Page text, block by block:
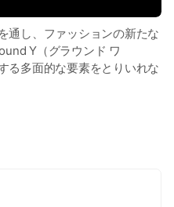
通し、ファッションの新たな
Y（グラウンド ワ
る多面的な要素をとりいれな
なスタイルで新しい世界観を